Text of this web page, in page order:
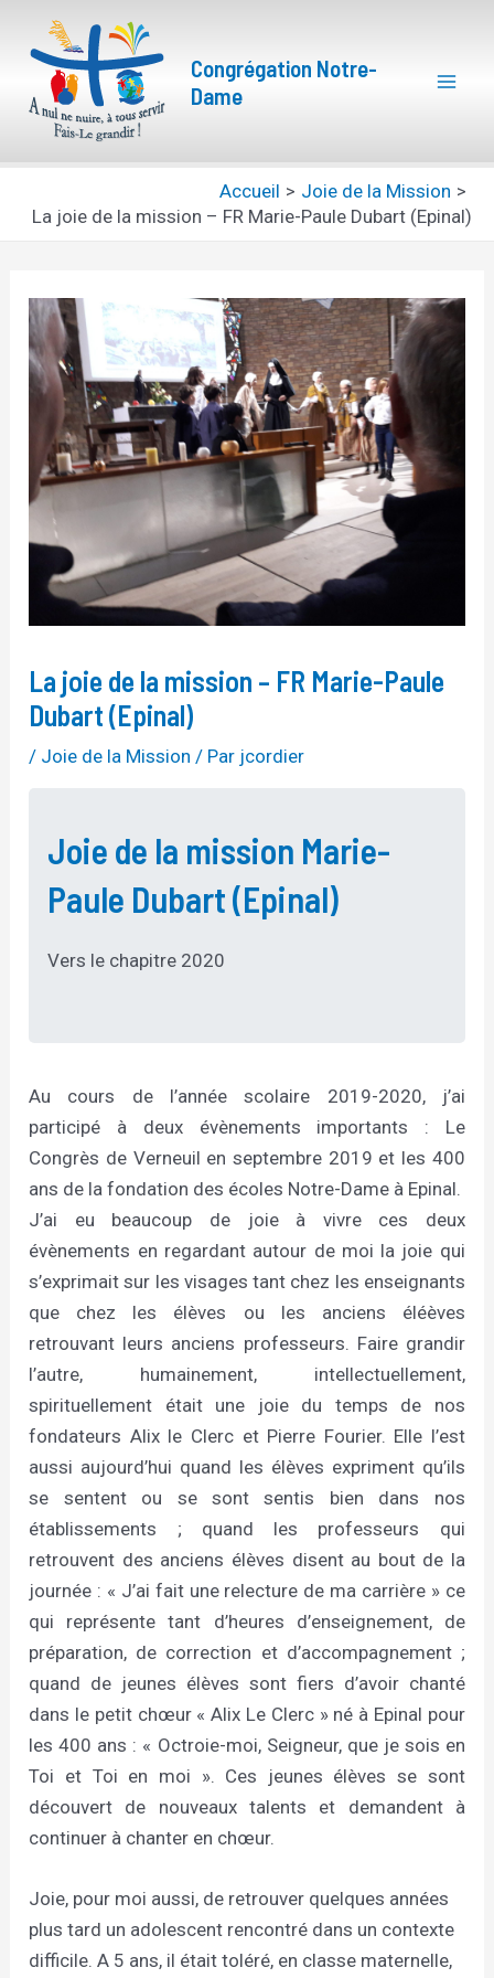
contenu
Congrégation Notre-
Dame
Accueil
Joie de la Mission
La joie de la mission – FR Marie-Paule Dubart (Epinal)
La joie de la mission – FR Marie-Paule
Dubart (Epinal)
/ Joie de la Mission / Par jcordier
Joie de la mission Marie-
Paule Dubart (Epinal)
Vers le chapitre 2020
Au cours de l’année scolaire 2019-2020, j’ai
participé à deux évènements importants : Le
Congrès de Verneuil en septembre 2019 et les 400
ans de la fondation des écoles Notre-Dame à Epinal.
J’ai eu beaucoup de joie à vivre ces deux
évènements en regardant autour de moi la joie qui
s’exprimait sur les visages tant chez les enseignants
que chez les élèves ou les anciens éléèves
retrouvant leurs anciens professeurs. Faire grandir
l’autre, humainement, intellectuellement,
spirituellement était une joie du temps de nos
fondateurs Alix le Clerc et Pierre Fourier. Elle l’est
aussi aujourd’hui quand les élèves expriment qu’ils
se sentent ou se sont sentis bien dans nos
établissements ; quand les professeurs qui
retrouvent des anciens élèves disent au bout de la
journée : « J’ai fait une relecture de ma carrière » ce
qui représente tant d’heures d’enseignement, de
préparation, de correction et d’accompagnement ;
quand de jeunes élèves sont fiers d’avoir chanté
dans le petit chœur « Alix Le Clerc » né à Epinal pour
les 400 ans : « Octroie-moi, Seigneur, que je sois en
Toi et Toi en moi ». Ces jeunes élèves se sont
découvert de nouveaux talents et demandent à
continuer à chanter en chœur.
Joie, pour moi aussi, de retrouver quelques années
plus tard un adolescent rencontré dans un contexte
difficile. A 5 ans, il était toléré, en classe maternelle,
Navigation
des
articles